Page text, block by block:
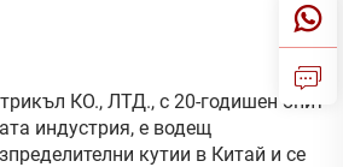
КО., ЛТД., с 20-годишен опит
индустрия, е водещ
кутии в Китай и се